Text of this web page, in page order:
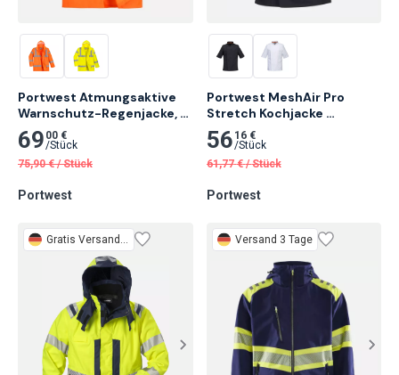
Portwest Atmungsaktive
Warnschutz-Regenjacke,
Orange
69 00 €
/Stück
75,90 € /Stück
Portwest
Portwest MeshAir Pro
Stretch Kochjacke
Kurzarm, Schwarz
56 16 €
/Stück
61,77 € /Stück
Portwest
Gratis Versand 2 Tage Versand 3 Tage